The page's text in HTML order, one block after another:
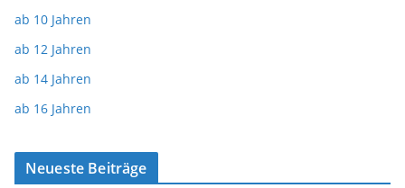
ab 10 Jahren
ab 12 Jahren
ab 14 Jahren
ab 16 Jahren
Neueste Beiträge